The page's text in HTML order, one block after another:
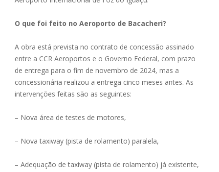
O que foi feito no Aeroporto de Bacacheri?
A obra está prevista no contrato de concessão assinado
entre a CCR Aeroportos e o Governo Federal, com prazo
de entrega para o fim de novembro de 2024, mas a
concessionária realizou a entrega cinco meses antes. As
intervenções feitas são as seguintes:
– Nova área de testes de motores,
– Nova taxiway (pista de rolamento) paralela,
– Adequação de taxiway (pista de rolamento) já existente,